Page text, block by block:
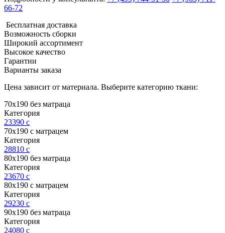
66-72
Бесплатная доставка
Возможность сборки
Широкий ассортимент
Высокое качество
Гарантии
Варианты заказа
Цена зависит от материала. Выберите категорию ткани:
70х190 без матраца
Категория
23390 c
70х190 с матрацем
Категория
28810 c
80х190 без матраца
Категория
23670 c
80х190 с матрацем
Категория
29230 c
90х190 без матраца
Категория
24080 c